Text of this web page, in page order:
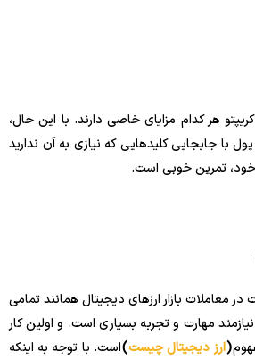
هر کدام مزایای خاصی دارند. با این حال،
با جابجایی کلیدهایی که نیازی به آن ندارید
تمرین خوبی است.
معاملات بازار ارزهای دیجیتال همانند تمامی
مهارت و تجربه بسیاری است. و اولین کار
(ارز دیجیتال چیست)است. با توجه به اینکه